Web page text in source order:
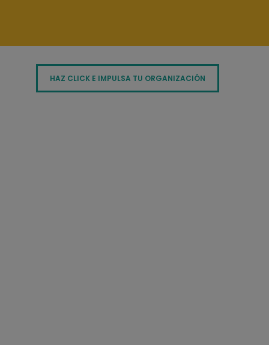
HAZ CLICK E IMPULSA TU ORGANIZACIÓN